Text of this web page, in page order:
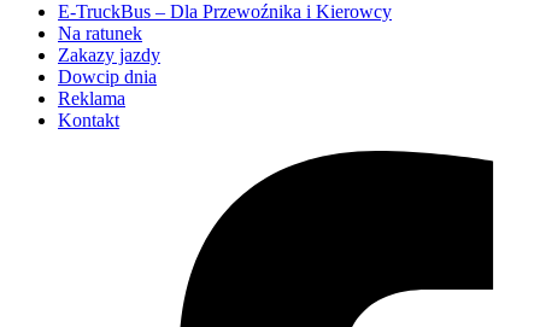
E-TruckBus – Dla Przewoźnika i Kierowcy
Na ratunek
Zakazy jazdy
Dowcip dnia
Reklama
Kontakt